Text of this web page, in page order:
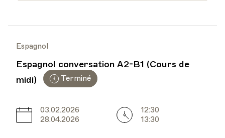
Espagnol
Espagnol conversation A2-B1 (Cours de
midi)
Terminé
Date
03.02.2026
28.04.2026
Heure
12:30
13:30